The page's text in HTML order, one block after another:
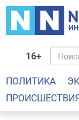
16+
ПОЛИТИКА